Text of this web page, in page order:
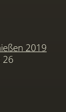
2019
26